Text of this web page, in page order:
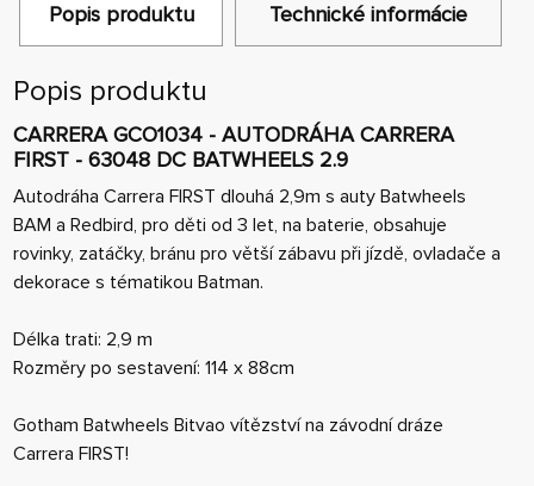
Popis produktu Technické informácie
Popis produktu
CARRERA GCO1034 - AUTODRÁHA CARRERA
FIRST - 63048 DC BATWHEELS 2.9
Autodráha Carrera FIRST dlouhá 2,9m s auty Batwheels
BAM a Redbird, pro děti od 3 let, na baterie, obsahuje
rovinky, zatáčky, bránu pro větší zábavu při jízdě, ovladače a
dekorace s tématikou Batman.
Délka trati: 2,9 m
Rozměry po sestavení: 114 x 88cm
Gotham Batwheels Bitvao vítězství na závodní dráze
Carrera FIRST!